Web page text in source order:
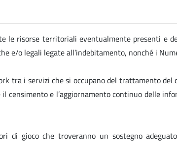
le risorse territoriali eventualmente presenti e
e/o legali legate all’indebitamento, nonché i
tra i servizi che si occupano del trattamento del
censimento e l’aggiornamento continuo delle
di gioco che troveranno un sostegno